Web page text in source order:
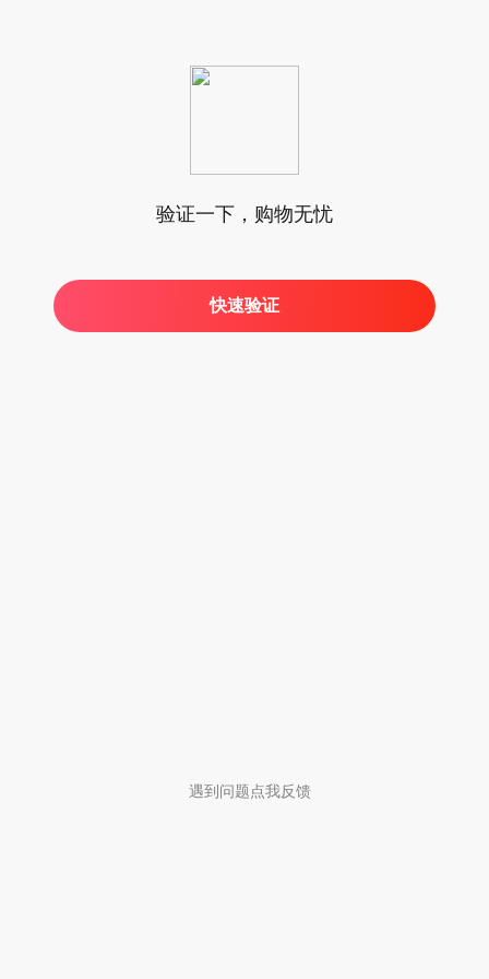
验证一下，购物无忧
快速验证
遇到问题点我反馈